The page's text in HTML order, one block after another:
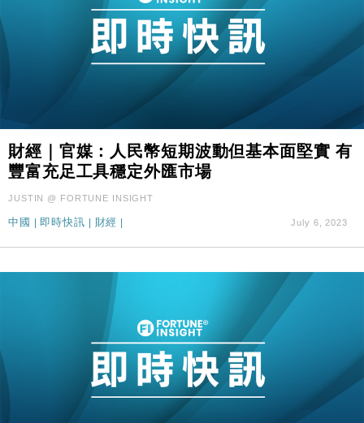
財經｜內地7月美元計價出口增近24%勝預期 貿易順
差達1125億美元
財經｜日本春季三度入市撐日圓 4月單日斥6.28萬億
國際｜特朗普料美伊戰事快結束 承認部分彈藥庫存緊
張
15:59
財經｜SA售股自救後再出手 斥4億美元押注未上市公
司
18:31
財經｜華僑銀行上半年淨利創新高 中期息增15%至
及消費表現
本地｜假冒內地執法人員要求交「保證金」 43歲女子
損失近6900萬元
財經｜日經失守6.5萬點後回穩 全周仍升近2%
財經｜恒隆10月換帥 玩具「反」斗城亞洲CEO蔡德
財經｜韓股反覆波動收跌 連挫7周創逾3年最長跌勢
財經｜官媒：人民幣短期波動但基本面堅實 有
豐富充足工具穩定外匯市場
JUSTIN @ FORTUNE INSIGHT
中國 即時快訊 財經 July 6, 2023